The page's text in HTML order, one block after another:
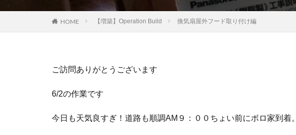
HOME 【増築】Operation Build 換気扇屋外フード取り付け編
ご訪問ありがとうございます
6/2の作業です
今日も天気良すぎ！道路も順調AM９：００ちょい前にボロ家到着。